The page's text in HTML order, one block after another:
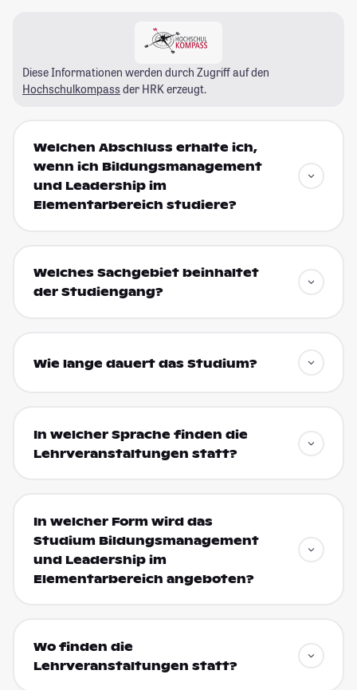
Diese Informationen werden durch Zugriff auf den
Hochschulkompass der HRK erzeugt.
Welchen Abschluss erhalte ich,
wenn ich Bildungsmanagement
und Leadership im
Elementarbereich studiere?
Welches Sachgebiet beinhaltet
der Studiengang?
Wie lange dauert das Studium?
In welcher Sprache finden die
Lehrveranstaltungen statt?
In welcher Form wird das
Studium Bildungsmanagement
und Leadership im
Elementarbereich angeboten?
Wo finden die
Lehrveranstaltungen statt?